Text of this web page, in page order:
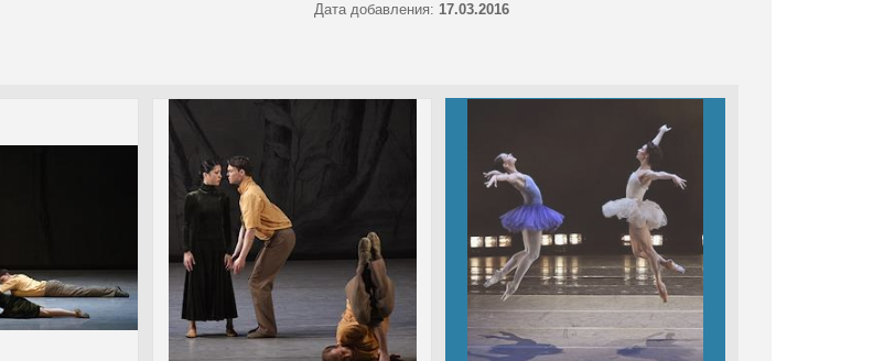
Дата добавления: 17.03.2016